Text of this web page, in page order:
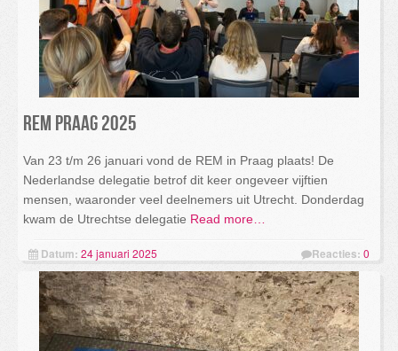
REM Praag 2025
Van 23 t/m 26 januari vond de REM in Praag plaats! De
Nederlandse delegatie betrof dit keer ongeveer vijftien
mensen, waaronder veel deelnemers uit Utrecht. Donderdag
kwam de Utrechtse delegatie Read more…
Reacties: 0
Datum: 24 januari 2025